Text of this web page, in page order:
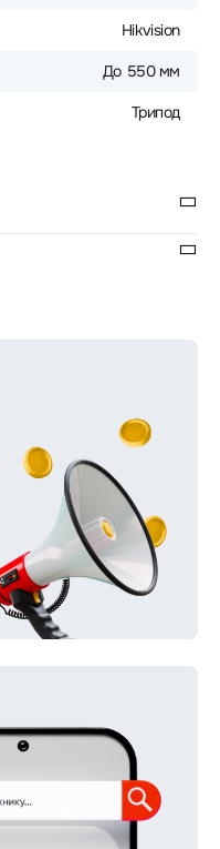
Hikvision
До 550 мм
Трипод